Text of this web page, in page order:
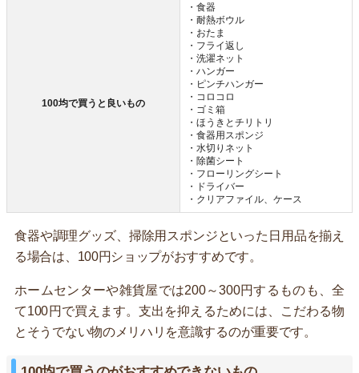
100均で買うと良いもの
・食器
・耐熱ボウル
・おたま
・フライ返し
・洗濯ネット
・ハンガー
・ピンチハンガー
・コロコロ
・ゴミ箱
・ほうきとチリトリ
・食器用スポンジ
・水切りネット
・除菌シート
・フローリングシート
・ドライバー
・クリアファイル、ケース
食器や調理グッズ、掃除用スポンジといった日用品を揃え
る場合は、100円ショップがおすすめです。
ホームセンターや雑貨屋では200～300円するものも、全
て100円で買えます。支出を抑えるためには、こだわる物
とそうでない物のメリハリを意識するのが重要です。